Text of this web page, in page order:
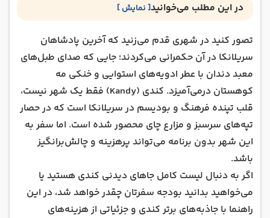
در این مطلب می‌خوانید[ نمایش ]
جاهای دیدنی فرهنگی و تاریخی در قلب تپنده کندی
جاهای دیدنی طبیعی کندی و اکوتوریسم سریلانکا
حیات وحش، چای و ماجراجویی‌ های اطراف کندی
بهترین زمان سفر به سریلانکا و جاهای دیدنی کندی
بازدید از جاهای دیدنی کندی و شهرهای سریلانکا با
برسام
تصور کنید در شهری قدم می‌زنید که آخرین پادشاهان
سریلانکا در آن حکمرانی می‌کردند؛ جایی که صدای طبل‌های
معبد دندان با عطر ادویه‌های استوایی و خنکی مه
کوهستان درمی‌آمیزد. کندی (Kandy) فقط یک شهر نیست،
قلب تپنده فرهنگ و بودیسم در سریلانکا است که در حصار
تپه‌های سرسبز و مزارع چای محصور شده است. اما سفر به
این شهر بدون برنامه می‌تواند پرهزینه و چالش‌برانگیز
باشد.
اگر به دنبال لیست کامل جاهای دیدنی کندی هستید یا
می‌خواهید بدانید بودجه سفرتان چقدر خواهد شد، در این
راهنما با جاذبه‌های برتر کندی و جزئیاتی از هزینه‌های